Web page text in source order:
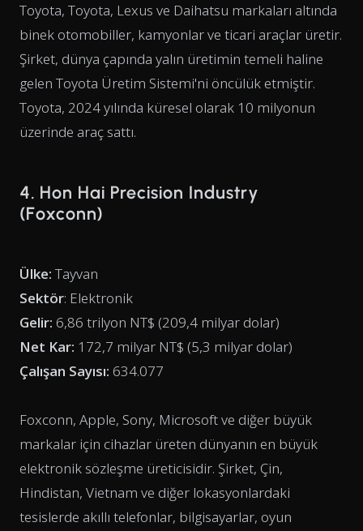
Toyota, Toyota, Lexus ve Daihatsu markaları altında
binek otomobiller, kamyonlar ve ticari araçlar üretir.
Şirket, dünya çapında yalın üretimin temeli haline
gelen Toyota Üretim Sistemi'ni öncülük etmiştir.
Toyota, 2024 yılında küresel olarak 10 milyonun
üzerinde araç sattı.
4. Hon Hai Precision Industry
(Foxconn)
Ülke: Tayvan
Sektör: Elektronik
Gelir: 6,86 trilyon NT$ (209,4 milyar dolar)
Net Kar: 172,7 milyar NT$ (5,3 milyar dolar)
Çalışan Sayısı: 634.077
Foxconn, Apple, Sony, Microsoft ve diğer büyük
markalar için cihazlar üreten dünyanın en büyük
elektronik sözleşme üreticisidir. Şirket, Çin,
Hindistan, Vietnam ve diğer lokasyonlardaki
tesislerde akıllı telefonlar, bilgisayarlar, oyun